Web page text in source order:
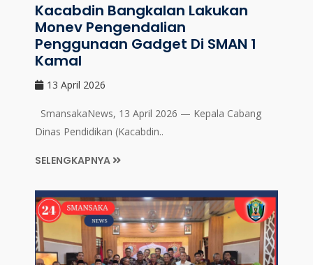
Kacabdin Bangkalan Lakukan
Monev Pengendalian
Penggunaan Gadget Di SMAN 1
Kamal
13 April 2026
SmansakaNews, 13 April 2026 — Kepala Cabang
Dinas Pendidikan (Kacabdin..
SELENGKAPNYA